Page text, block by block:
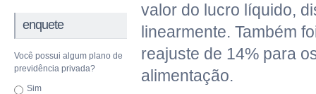
enquete
Você possui algum plano de
previdência privada?
Sim
valor do lucro líquido,
linearmente. Também
reajuste de 14% para
alimentação.